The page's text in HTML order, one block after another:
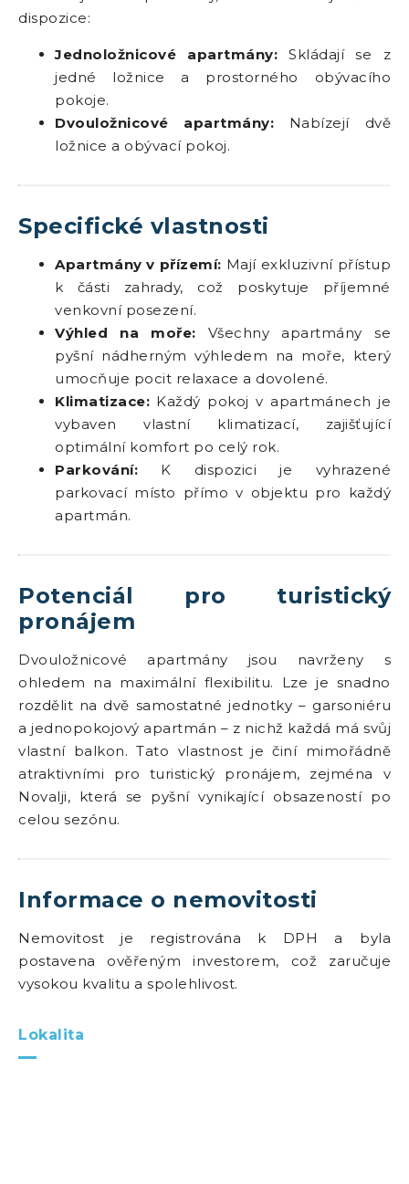
dispozice:
Jednoložnicové apartmány: Skládají se z
jedné ložnice a prostorného obývacího
pokoje.
Dvouložnicové apartmány: Nabízejí dvě
ložnice a obývací pokoj.
Specifické vlastnosti
Apartmány v přízemí: Mají exkluzivní přístup
k části zahrady, což poskytuje příjemné
venkovní posezení.
Výhled na moře: Všechny apartmány se
pyšní nádherným výhledem na moře, který
umocňuje pocit relaxace a dovolené.
Klimatizace: Každý pokoj v apartmánech je
vybaven vlastní klimatizací, zajišťující
optimální komfort po celý rok.
Parkování: K dispozici je vyhrazené
parkovací místo přímo v objektu pro každý
apartmán.
Potenciál pro turistický
pronájem
Dvouložnicové apartmány jsou navrženy s
ohledem na maximální flexibilitu. Lze je snadno
rozdělit na dvě samostatné jednotky – garsoniéru
a jednopokojový apartmán – z nichž každá má svůj
vlastní balkon. Tato vlastnost je činí mimořádně
atraktivními pro turistický pronájem, zejména v
Novalji, která se pyšní vynikající obsazeností po
celou sezónu.
Informace o nemovitosti
Nemovitost je registrována k DPH a byla
postavena ověřeným investorem, což zaručuje
vysokou kvalitu a spolehlivost.
Lokalita